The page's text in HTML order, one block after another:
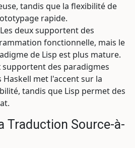
tandis que la flexibilité de
rapide.
deux supportent des
fonctionnelle, mais le
de Lisp est plus mature.
supportent des paradigmes
met l'accent sur la
tandis que Lisp permet des
Traduction Source-à-